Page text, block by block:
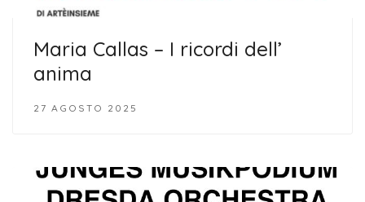
Maria Callas – I ricordi dell’
anima
27 AGOSTO 2025